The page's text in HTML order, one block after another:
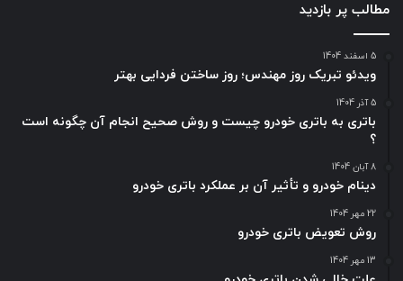
مطالب پر بازدید
5 اسفند 1404
ویدئو تبریک روز مهندس؛ روز ساختن فردایی بهتر
5 آذر 1404
باتری به باتری خودرو چیست و روش صحیح انجام آن چگونه است
؟
8 آبان 1404
دینام خودرو و تأثیر آن بر عملکرد باتری خودرو
22 مهر 1404
روش تعویض باتری خودرو
13 مهر 1404